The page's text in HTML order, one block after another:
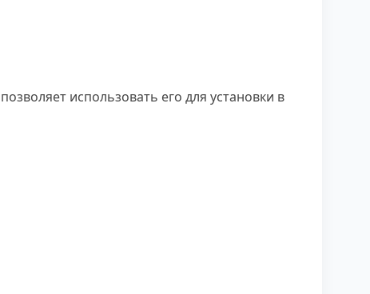
использовать его для установки в